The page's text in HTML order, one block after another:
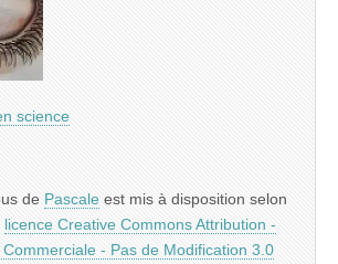
science
de Pascale est mis à disposition selon
licence Creative Commons Attribution -
Commerciale - Pas de Modification 3.0